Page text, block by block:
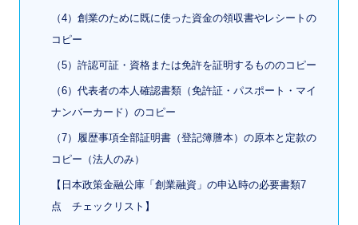
（4）創業のために既に使った資金の領収書やレシートの
コピー
（5）許認可証・資格または免許を証明するもののコピー
（6）代表者の本人確認書類（免許証・パスポート・マイ
ナンバーカード）のコピー
（7）履歴事項全部証明書（登記簿謄本）の原本と定款の
コピー（法人のみ）
【日本政策金融公庫「創業融資」の申込時の必要書類7
点 チェックリスト】